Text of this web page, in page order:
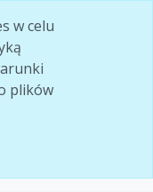
w celu
plików